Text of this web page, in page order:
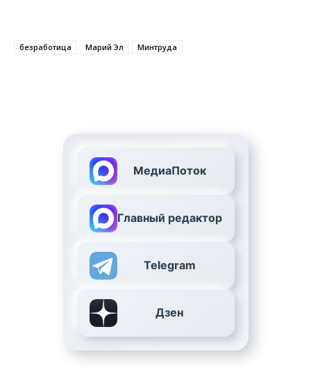
безработица Марий Эл Минтруда
МедиаПоток
Главный редактор
Telegram
Дзен